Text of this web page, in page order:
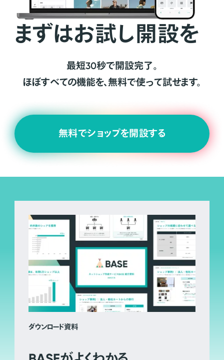
まずはお試し開設を
最短30秒で開設完了。
ほぼすべての機能を、無料で使って試せます。
無料でショップを開設する
ダウンロード資料